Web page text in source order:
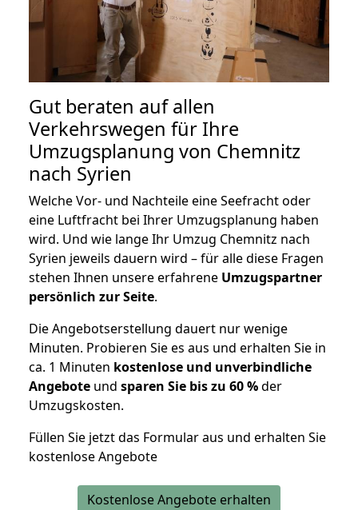
Gut beraten auf allen
Verkehrswegen für Ihre
Umzugsplanung von Chemnitz
nach Syrien
Welche Vor- und Nachteile eine Seefracht oder
eine Luftfracht bei Ihrer Umzugsplanung haben
wird. Und wie lange Ihr Umzug Chemnitz nach
Syrien jeweils dauern wird – für alle diese Fragen
stehen Ihnen unsere erfahrene Umzugspartner
persönlich zur Seite.
Die Angebotserstellung dauert nur wenige
Minuten. Probieren Sie es aus und erhalten Sie in
ca. 1 Minuten kostenlose und unverbindliche
Angebote und sparen Sie bis zu 60 %der
Umzugskosten.
Füllen Sie jetzt das Formular aus und erhalten Sie
kostenlose Angebote
Kostenlose Angebote erhalten